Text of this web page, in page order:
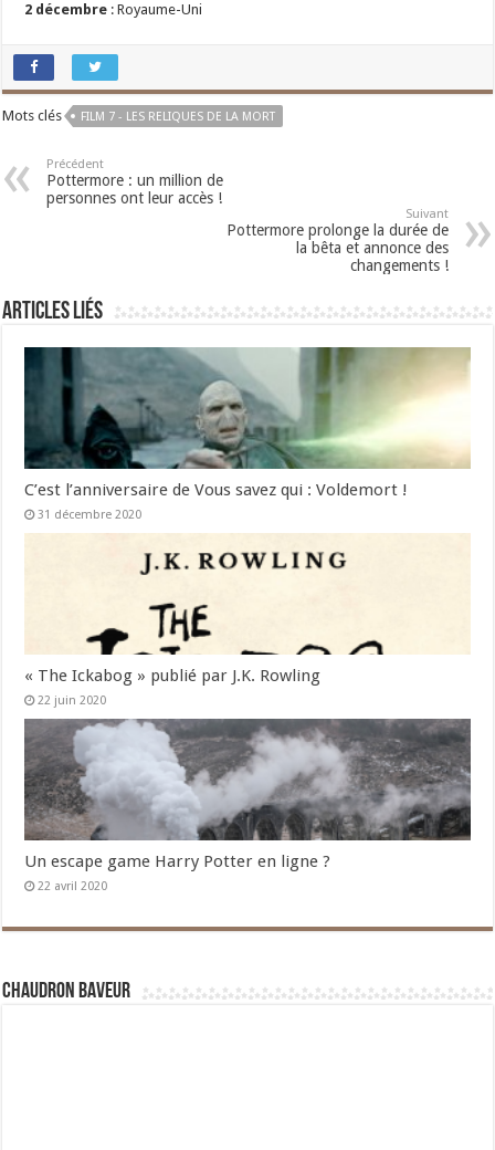
2 décembre : Royaume-Uni
Mots clés FILM 7 - LES RELIQUES DE LA MORT
Précédent
Pottermore : un million de
personnes ont leur accès !
Suivant
Pottermore prolonge la durée de
la bêta et annonce des
changements !
Articles liés
C’est l’anniversaire de Vous savez qui : Voldemort !
31 décembre 2020
« The Ickabog » publié par J.K. Rowling
22 juin 2020
Un escape game Harry Potter en ligne ?
22 avril 2020
Chaudron Baveur